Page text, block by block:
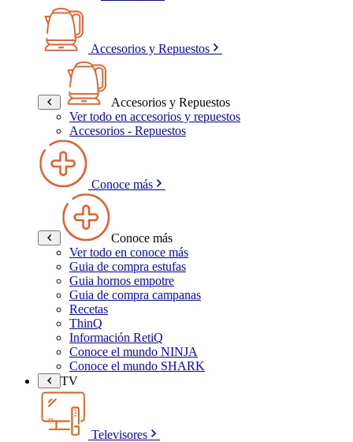
Accesorios y Repuestos
Accesorios y Repuestos
Ver todo en accesorios y repuestos
Accesorios - Repuestos
Conoce más
Conoce más
Ver todo en conoce más
Guia de compra estufas
Guia hornos empotre
Guia de compra campanas
Recetas
ThinQ
Información RetiQ
Conoce el mundo NINJA
Conoce el mundo SHARK
TV
Televisores